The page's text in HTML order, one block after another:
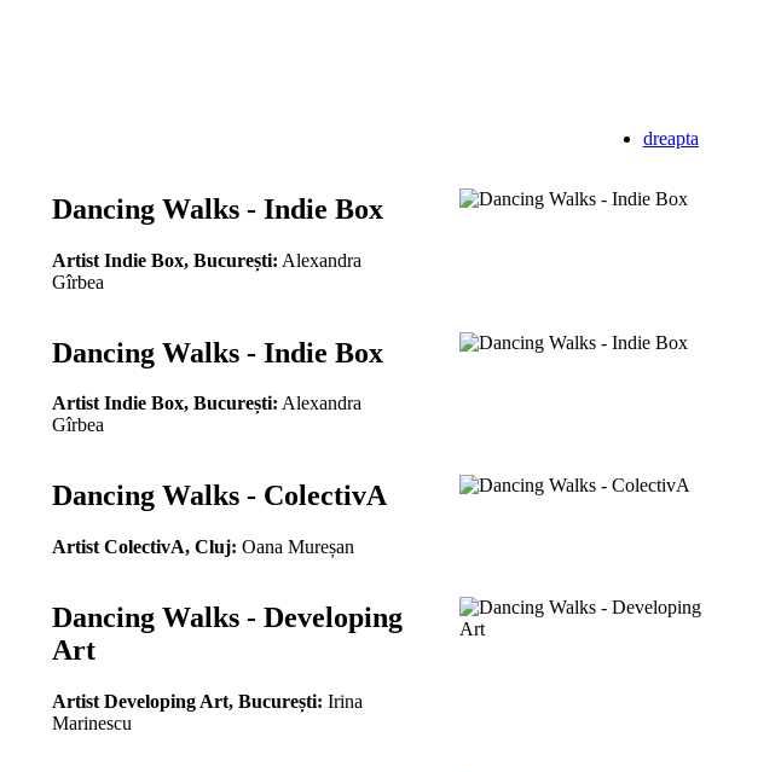
dreapta
Dancing Walks - Indie Box
Artist Indie Box, București: Alexandra
Gîrbea
Dancing Walks - Indie Box
Artist Indie Box, București: Alexandra
Gîrbea
Dancing Walks - ColectivA
Artist ColectivA, Cluj: Oana Mureșan
Dancing Walks - Developing
Art
Artist Developing Art, București: Irina
Marinescu